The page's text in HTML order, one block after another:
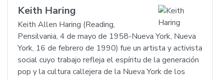
Keith Haring
Keith Allen Haring (Reading,
Pensilvania, 4 de mayo de 1958-Nueva York, Nueva
York, 16 de febrero de 1990) fue un artista y activista
social cuyo trabajo refleja el espíritu de la generación
pop y la cultura callejera de la Nueva York de los